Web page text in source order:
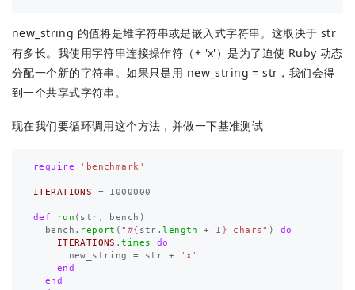
new_string 的值将是堆字符串或是嵌入式字符串。这取决于 str
有多长。我使用字符串连接操作符（+ 'x'）是为了迫使 Ruby 动态
分配一个新的字符串。如果只是用 new_string = str，我们会得
到一个共享式字符串。
现在我们要循环调用这个方法，并做一下基准测试
require 'benchmark'
ITERATIONS = 1000000
def run ( str , bench )
bench . report ( " #{ str .length + 1 } chars" )
do
ITERATIONS .times
do
new_string
= str +
'x'
end
end